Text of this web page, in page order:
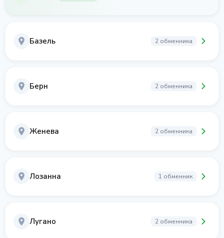
Базель 2 обменника
Берн 2 обменника
Женева 2 обменника
Лозанна 1 обменник
Лугано 2 обменника